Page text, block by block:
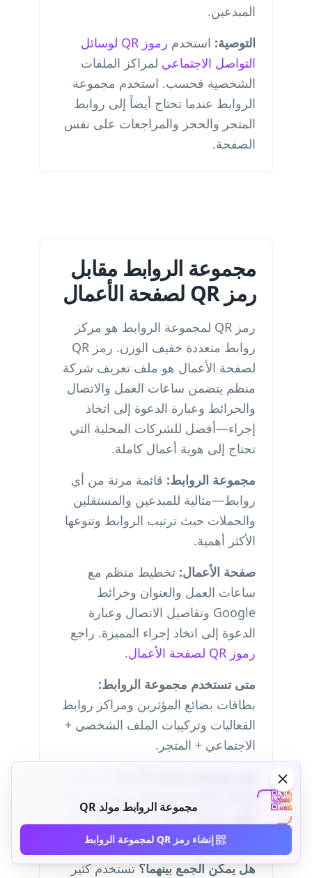
المبدعين.
التوصية: استخدم
رموز QR لوسائل
التواصل الاجتماعي لمراكز الملفات
الشخصية فحسب. استخدم مجموعة
الروابط عندما تحتاج أيضاً إلى روابط
المتجر والحجز والمراجعات على نفس
الصفحة.
مجموعة الروابط مقابل
رمز QR لصفحة الأعمال
رمز QR لمجموعة الروابط هو مركز
روابط متعددة خفيف الوزن. رمز QR
لصفحة الأعمال هو ملف تعريف شركة
منظم يتضمن ساعات العمل والاتصال
والخرائط وعبارة الدعوة إلى اتخاذ
إجراء—أفضل للشركات المحلية التي
تحتاج إلى هوية أعمال كاملة.
مجموعة الروابط: قائمة مرنة من أي
روابط—مثالية للمبدعين والمستقلين
والحملات حيث ترتيب الروابط وتنوعها
الأكثر أهمية.
صفحة الأعمال: تخطيط منظم مع
ساعات العمل والعنوان وخرائط
Google وتفاصيل الاتصال وعبارة
الدعوة إلى اتخاذ إجراء المميزة. راجع
رموز QR لصفحة الأعمال
.
متى تستخدم مجموعة الروابط:
بطاقات بضائع المؤثرين ومراكز روابط
الفعاليات وتركيبات الملف الشخصي +
الاجتماعي + المتجر.
تكون ساعات العمل والموقع والاتصال
هي الأولوية.
هل يمكن الجمع بينهما؟تستخدم كثير
مجموعة الروابط مولد QR
إنشاء رمز QR لمجموعة الروابط